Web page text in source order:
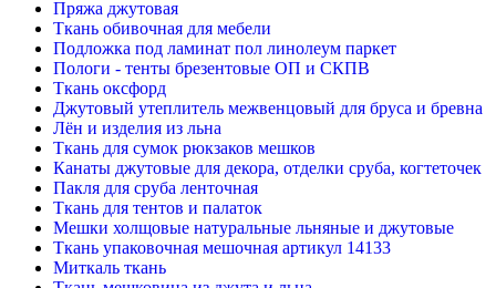
Пряжа джутовая
Ткань обивочная для мебели
Подложка под ламинат пол линолеум паркет
Пологи - тенты брезентовые ОП и СКПВ
Ткань оксфорд
Джутовый утеплитель межвенцовый для бруса и бревна
Лён и изделия из льна
Ткань для сумок рюкзаков мешков
Канаты джутовые для декора, отделки сруба, когтеточек
Пакля для сруба ленточная
Ткань для тентов и палаток
Мешки холщовые натуральные льняные и джутовые
Ткань упаковочная мешочная артикул 14133
Миткаль ткань